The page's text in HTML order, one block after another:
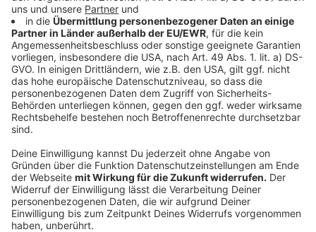
Die Hersteller Moog und Korg bieten ihre Synthesizer-
Apps aktuell gratis im iOS Store an. Die App
"Kaossilator" von Korg gibt es auch für Anroid. Hier
kann ohne weitere Instrumente selbst Musik
gemachen werden.
Anzeige
Sport zu Hause – Diese Apps gibt es aktuell
kostenlos
Anzeige